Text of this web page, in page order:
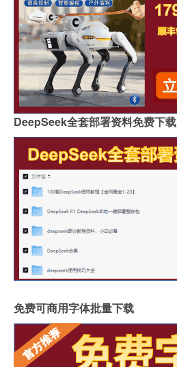
DeepSeek全套部署资料免费下载
免费可商用字体批量下载